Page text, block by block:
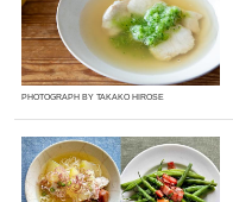
PHOTOGRAPH BY TAKAKO HIROSE